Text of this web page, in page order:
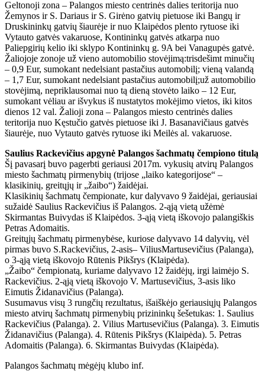
Geltonoji zona – Palangos miesto centrinės dalies teritorija nuo
Žemynos ir S. Dariaus ir S. Girėno gatvių pietuose iki Bangų ir
Druskininkų gatvių šiaurėje ir nuo Klaipėdos plento rytuose iki
Vytauto gatvės vakaruose, Kontininkų gatvės atkarpa nuo
Paliepgirių kelio iki sklypo Kontininkų g. 9A bei Vanagupės gatvė.
Žaliojoje zonoje už vieno automobilio stovėjimą:trisdešimt minučių
– 0,9 Eur, sumokant nedelsiant pastačius automobilį; vieną valandą
– 1,7 Eur, sumokant nedelsiant pastačius automobilį;už automobilio
stovėjimą, nepriklausomai nuo tą dieną stovėto laiko – 12 Eur,
sumokant vėliau ar išvykus iš nustatytos mokėjimo vietos, iki kitos
dienos 12 val. Žalioji zona – Palangos miesto centrinės dalies
teritorija nuo Kęstučio gatvės pietuose iki J. Basanavičiaus gatvės
šiaurėje, nuo Vytauto gatvės rytuose iki Meilės al. vakaruose.
Saulius Rackevičius apgynė Palangos šachmatų čempiono titulą
Šį pavasarį buvo pagerbti geriausi 2017m. vykusių atvirų Palangos
miesto šachmatų pirmenybių (trijose „laiko kategorijose“ –
klasikinių, greitųjų ir „žaibo“) žaidėjai.
Klasikinių šachmatų čempionate, kur dalyvavo 9 žaidėjai, geriausiai
sužaidė Saulius Rackevičius iš Palangos. 2-ąją vietą užėmė
Skirmantas Buivydas iš Klaipėdos. 3-ąją vietą iškovojo palangiškis
Petras Adomaitis.
Greitųjų šachmatų pirmenybėse, kuriose dalyvavo 14 dalyvių, vėl
pirmas buvo S.Rackevičius, 2-asis– ViliusMartusevičius (Palanga),
o 3-ąją vietą iškovojo Rūtenis Pikšrys (Klaipėda).
„Žaibo“ čempionatą, kuriame dalyvavo 12 žaidėjų, irgi laimėjo S.
Rackevičius. 2-ąją vietą iškovojo V. Martusevičius, 3-asis liko
Eimutis Židanavičius (Palanga).
Susumavus visų 3 rungčių rezultatus, išaiškėjo geriausiųjų Palangos
miesto atvirų šachmatų pirmenybių prizininkų šešetukas: 1. Saulius
Rackevičius (Palanga). 2. Vilius Martusevičius (Palanga). 3. Eimutis
Židanavičius (Palanga). 4. Rūtenis Pikšrys (Klaipėda). 5. Petras
Adomaitis (Palanga). 6. Skirmantas Buivydas (Klaipėda).
Palangos šachmatų mėgėjų klubo inf.